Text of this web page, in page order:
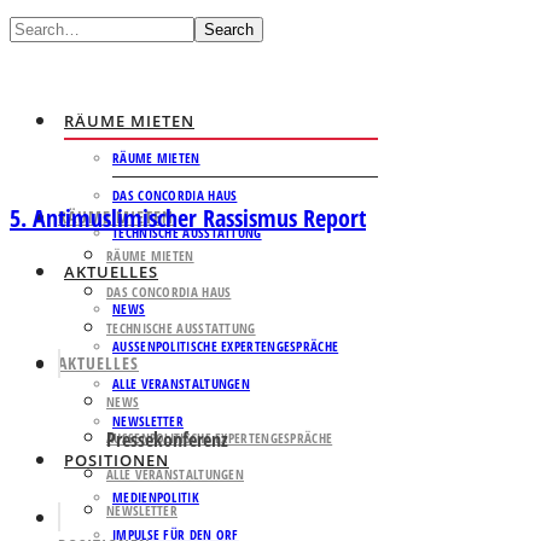
Search
RÄUME MIETEN
RÄUME MIETEN
DAS CONCORDIA HAUS
TECHNISCHE AUSSTATTUNG
AKTUELLES
NEWS
AUSSENPOLITISCHE EXPERTENGESPRÄCHE
ALLE VERANSTALTUNGEN
NEWSLETTER
POSITIONEN
MEDIENPOLITIK
IMPULSE FÜR DEN ORF
RÄUME MIETEN
RÄUME MIETEN
DAS CONCORDIA HAUS
TECHNISCHE AUSSTATTUNG
AKTUELLES
NEWS
AUSSENPOLITISCHE EXPERTENGESPRÄCHE
ALLE VERANSTALTUNGEN
NEWSLETTER
5. Antimuslimischer Rassismus Report
Pressekonferenz